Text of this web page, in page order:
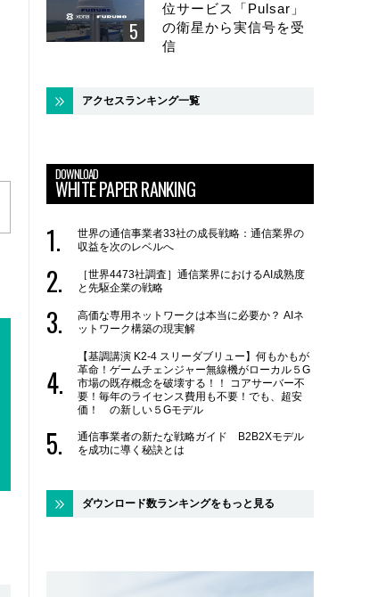
位サービス「Pulsar」
の衛星から実信号を受
信
アクセスランキング一覧
DOWNLOAD
WHITE PAPER RANKING
世界の通信事業者33社の成長戦略：通信業界の
収益を次のレベルへ
［世界4473社調査］通信業界におけるAI成熟度
と先駆企業の戦略
高価な専用ネットワークは本当に必要か？ AIネ
ットワーク構築の現実解
【基調講演 K2-4 スリーダブリュー】何もかもが
革命！ゲームチェンジャー無線機がローカル５G
市場の既存概念を破壊する！！ コアサーバー不
要！毎年のライセンス費用も不要！でも、超安
価！ の新しい５Gモデル
通信事業者の新たな戦略ガイド B2B2Xモデル
を成功に導く秘訣とは
ダウンロード数ランキングをもっと見る